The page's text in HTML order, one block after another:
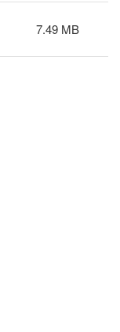
7.49 MB